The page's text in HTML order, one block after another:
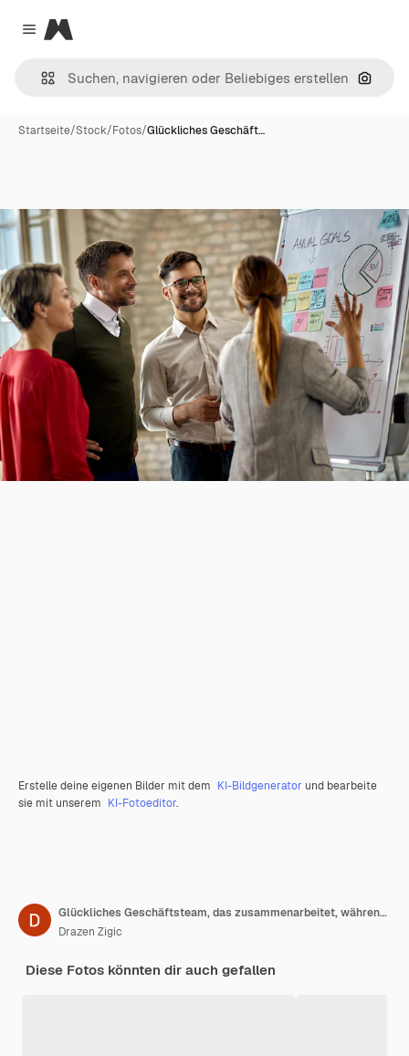
Close menu
Magnific
Nach
Startseite/Stock/Fotos/Glückliches Geschäft…
Erstelle deine eigenen Bilder mit dem KI-Bildgenerator und bearbeite
sie mit unserem KI-Fotoeditor.
Glückliches Geschäftsteam, das zusammenarbeitet, während es seinen Geschäftsfortschritt auf dem Whiteboard im Büro analysiert
Drazen Zigic
Diese Fotos könnten dir auch gefallen